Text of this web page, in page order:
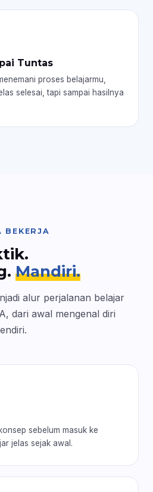
Tuntas
proses belajarmu,
selesai, tapi sampai hasilnya
BEKERJA
Mandiri.
alur perjalanan belajar
dari awal mengenal diri
sebelum masuk ke
jelas sejak awal.